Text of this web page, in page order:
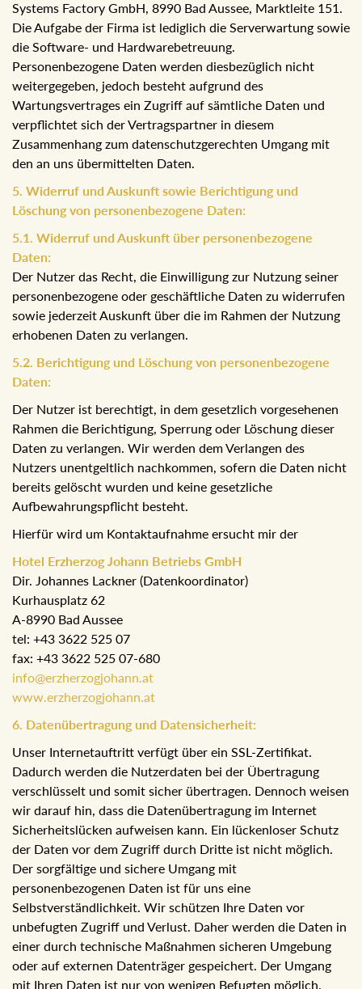
Vertragspartner zum datenschutzgerechten Umgang mit
den übermittelten Daten.
4.6. Fa. Open Systems Factory GmbH, EDV-
Administration
Unsere EDV-Administration erfolgt über die Fa Open
Systems Factory GmbH, 8990 Bad Aussee, Marktleite 151.
Die Aufgabe der Firma ist lediglich die Serverwartung
sowie die Software- und Hardwarebetreuung.
weitergegeben, jedoch besteht aufgrund des
Wartungsvertrages ein Zugriff auf sämtliche Daten und
verpflichtet sich der Vertragspartner in diesem
Zusammenhang zum datenschutzgerechten Umgang mit
den an uns übermittelten Daten.
5. Widerruf und Auskunft sowie Berichtigung und
Löschung von personenbezogene Daten:
personenbezogene oder geschäftliche Daten zu
widerrufen sowie jederzeit Auskunft über die im Rahmen
der Nutzung erhobenen Daten zu verlangen.
5.2. Berichtigung und Löschung von
personenbezogene Daten:
Daten zu verlangen. Wir werden dem Verlangen des
Nutzers unentgeltlich nachkommen, sofern die Daten nicht
bereits gelöscht wurden und keine gesetzliche
Aufbewahrungspflicht besteht.
Hotel Erzherzog Johann Betriebs GmbH
Dir. Johannes Lackner (Datenkoordinator)
A-8990 Bad Aussee
tel: +43 3622 525 07
fax: +43 3622 525 07-680
info@erzherzogjohann.at
www.erzherzogjohann.at
Unser Internetauftritt verfügt über ein SSL-Zertifikat.
Dadurch werden die Nutzerdaten bei der Übertragung
verschlüsselt und somit sicher übertragen. Dennoch
weisen wir darauf hin, dass die Datenübertragung im
Internet Sicherheitslücken aufweisen kann. Ein lückenloser
Schutz der Daten vor dem Zugriff durch Dritte ist nicht
möglich.